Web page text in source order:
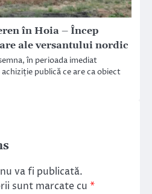
în Hoia – Încep
ale versantului nordic
în perioada imediat
publică ce are ca obiect
va fi publicată.
sunt marcate cu *